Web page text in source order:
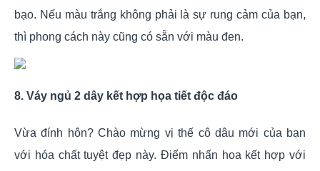
bạo. Nếu màu trắng không phải là sự rung cảm của bạn,
thì phong cách này cũng có sẵn với màu đen.
8. Váy ngủ 2 dây kết hợp họa tiết độc đáo
Vừa đính hôn? Chào mừng vị thế cô dâu mới của bạn
với hóa chất tuyệt đẹp này. Điểm nhấn hoa kết hợp với